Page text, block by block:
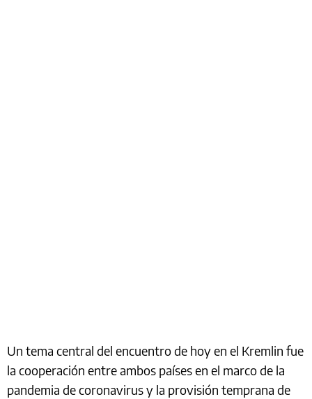
Un tema central del encuentro de hoy en el Kremlin fue
la cooperación entre ambos países en el marco de la
pandemia de coronavirus y la provisión temprana de